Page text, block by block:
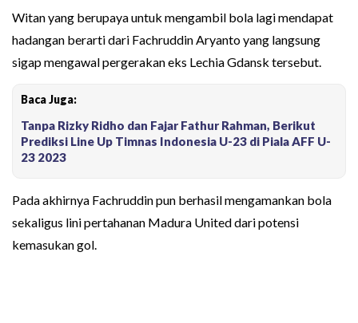
Witan yang berupaya untuk mengambil bola lagi mendapat
hadangan berarti dari Fachruddin Aryanto yang langsung
sigap mengawal pergerakan eks Lechia Gdansk tersebut.
Baca Juga:
Tanpa Rizky Ridho dan Fajar Fathur Rahman, Berikut
Prediksi Line Up Timnas Indonesia U-23 di Piala AFF U-
23 2023
Pada akhirnya Fachruddin pun berhasil mengamankan bola
sekaligus lini pertahanan Madura United dari potensi
kemasukan gol.